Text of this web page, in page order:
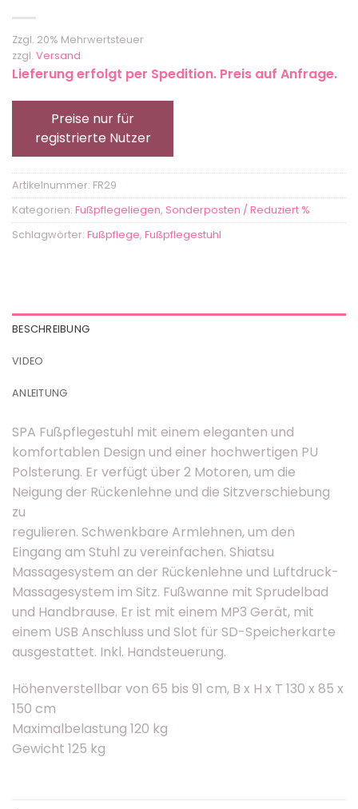
Zzgl. 20% Mehrwertsteuer
zzgl. Versand
Lieferung erfolgt per Spedition. Preis auf Anfrage.
Preise nur für
registrierte Nutzer
Artikelnummer: FR29
Kategorien: Fußpflegeliegen, Sonderposten / Reduziert %
Schlagwörter: Fußpflege, Fußpflegestuhl
BESCHREIBUNG
VIDEO
ANLEITUNG
SPA Fußpflegestuhl mit einem eleganten und
komfortablen Design und einer hochwertigen PU
Polsterung. Er verfügt über 2 Motoren, um die
Neigung der Rückenlehne und die Sitzverschiebung
zu
regulieren. Schwenkbare Armlehnen, um den
Eingang am Stuhl zu vereinfachen. Shiatsu
Massagesystem an der Rückenlehne und Luftdruck-
Massagesystem im Sitz. Fußwanne mit Sprudelbad
und Handbrause. Er ist mit einem MP3 Gerät, mit
einem USB Anschluss und Slot für SD-Speicherkarte
ausgestattet. Inkl. Handsteuerung.
Höhenverstellbar von 65 bis 91 cm, B x H x T 130 x 85 x
150 cm
Maximalbelastung 120 kg
Gewicht 125 kg